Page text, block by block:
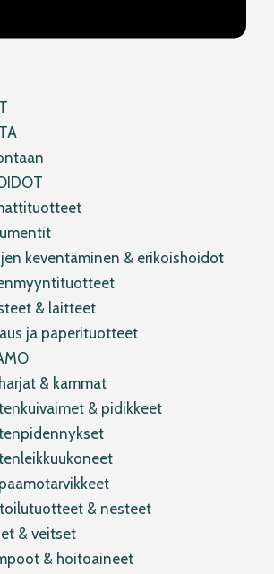
keventäminen & erikoishoidot
& laitteet
ja paperituotteet
& kammat
& pidikkeet
& nesteet
& veitset
& hoitoaineet